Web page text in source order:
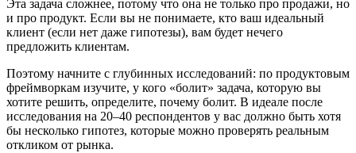
Эта задача сложнее, потому что она не только про продажи, но
и про продукт. Если вы не понимаете, кто ваш идеальный
клиент (если нет даже гипотезы), вам будет нечего
предложить клиентам.
Поэтому начните с глубинных исследований: по продуктовым
фреймворкам изучите, у кого «болит» задача, которую вы
хотите решить, определите, почему болит. В идеале после
исследования на 20–40 респондентов у вас должно быть хотя
бы несколько гипотез, которые можно проверять реальным
откликом от рынка.